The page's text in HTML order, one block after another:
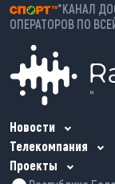
*КАНАЛ
ОПЕРАТОРОВ ПО
Новости
Телекомпания
Проекты